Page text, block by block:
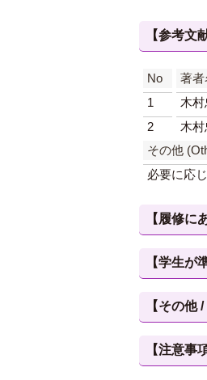
【参考文
No 著者
1
木
2
木
その他
必要に応
【履修
【学生
【その他
【注意事